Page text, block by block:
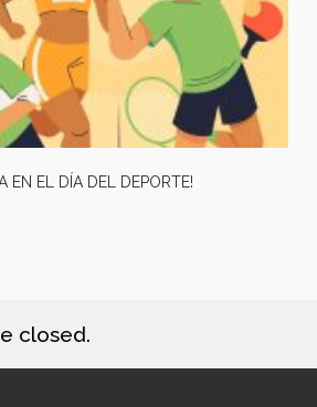
EN EL DÍA DEL DEPORTE!
closed.